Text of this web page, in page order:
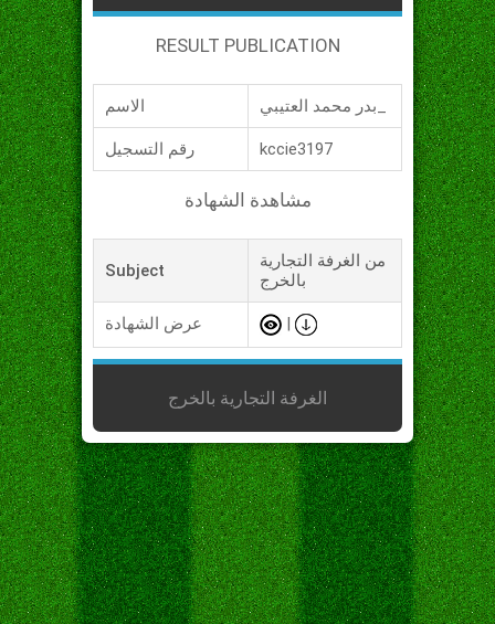
RESULT PUBLICATION
الاسم
رقم التسجيل kccie3197
مشاهدة الشهادة
Subject
من الغرفة التجارية
بالخرج
عرض الشهادة
الغرفة التجارية بالخرج